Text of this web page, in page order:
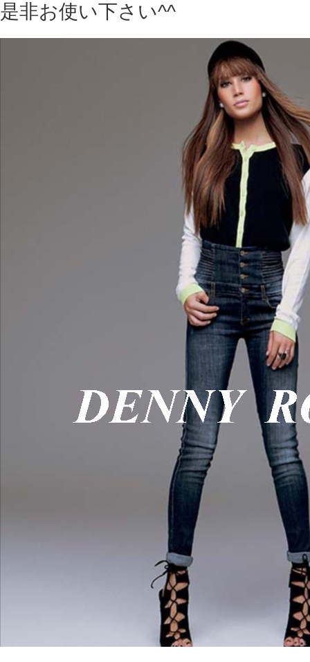
是非お使い下さい^^